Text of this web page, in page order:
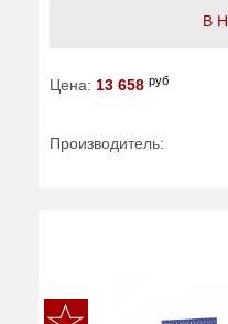
В
Цена: 13 658 руб
Производитель: